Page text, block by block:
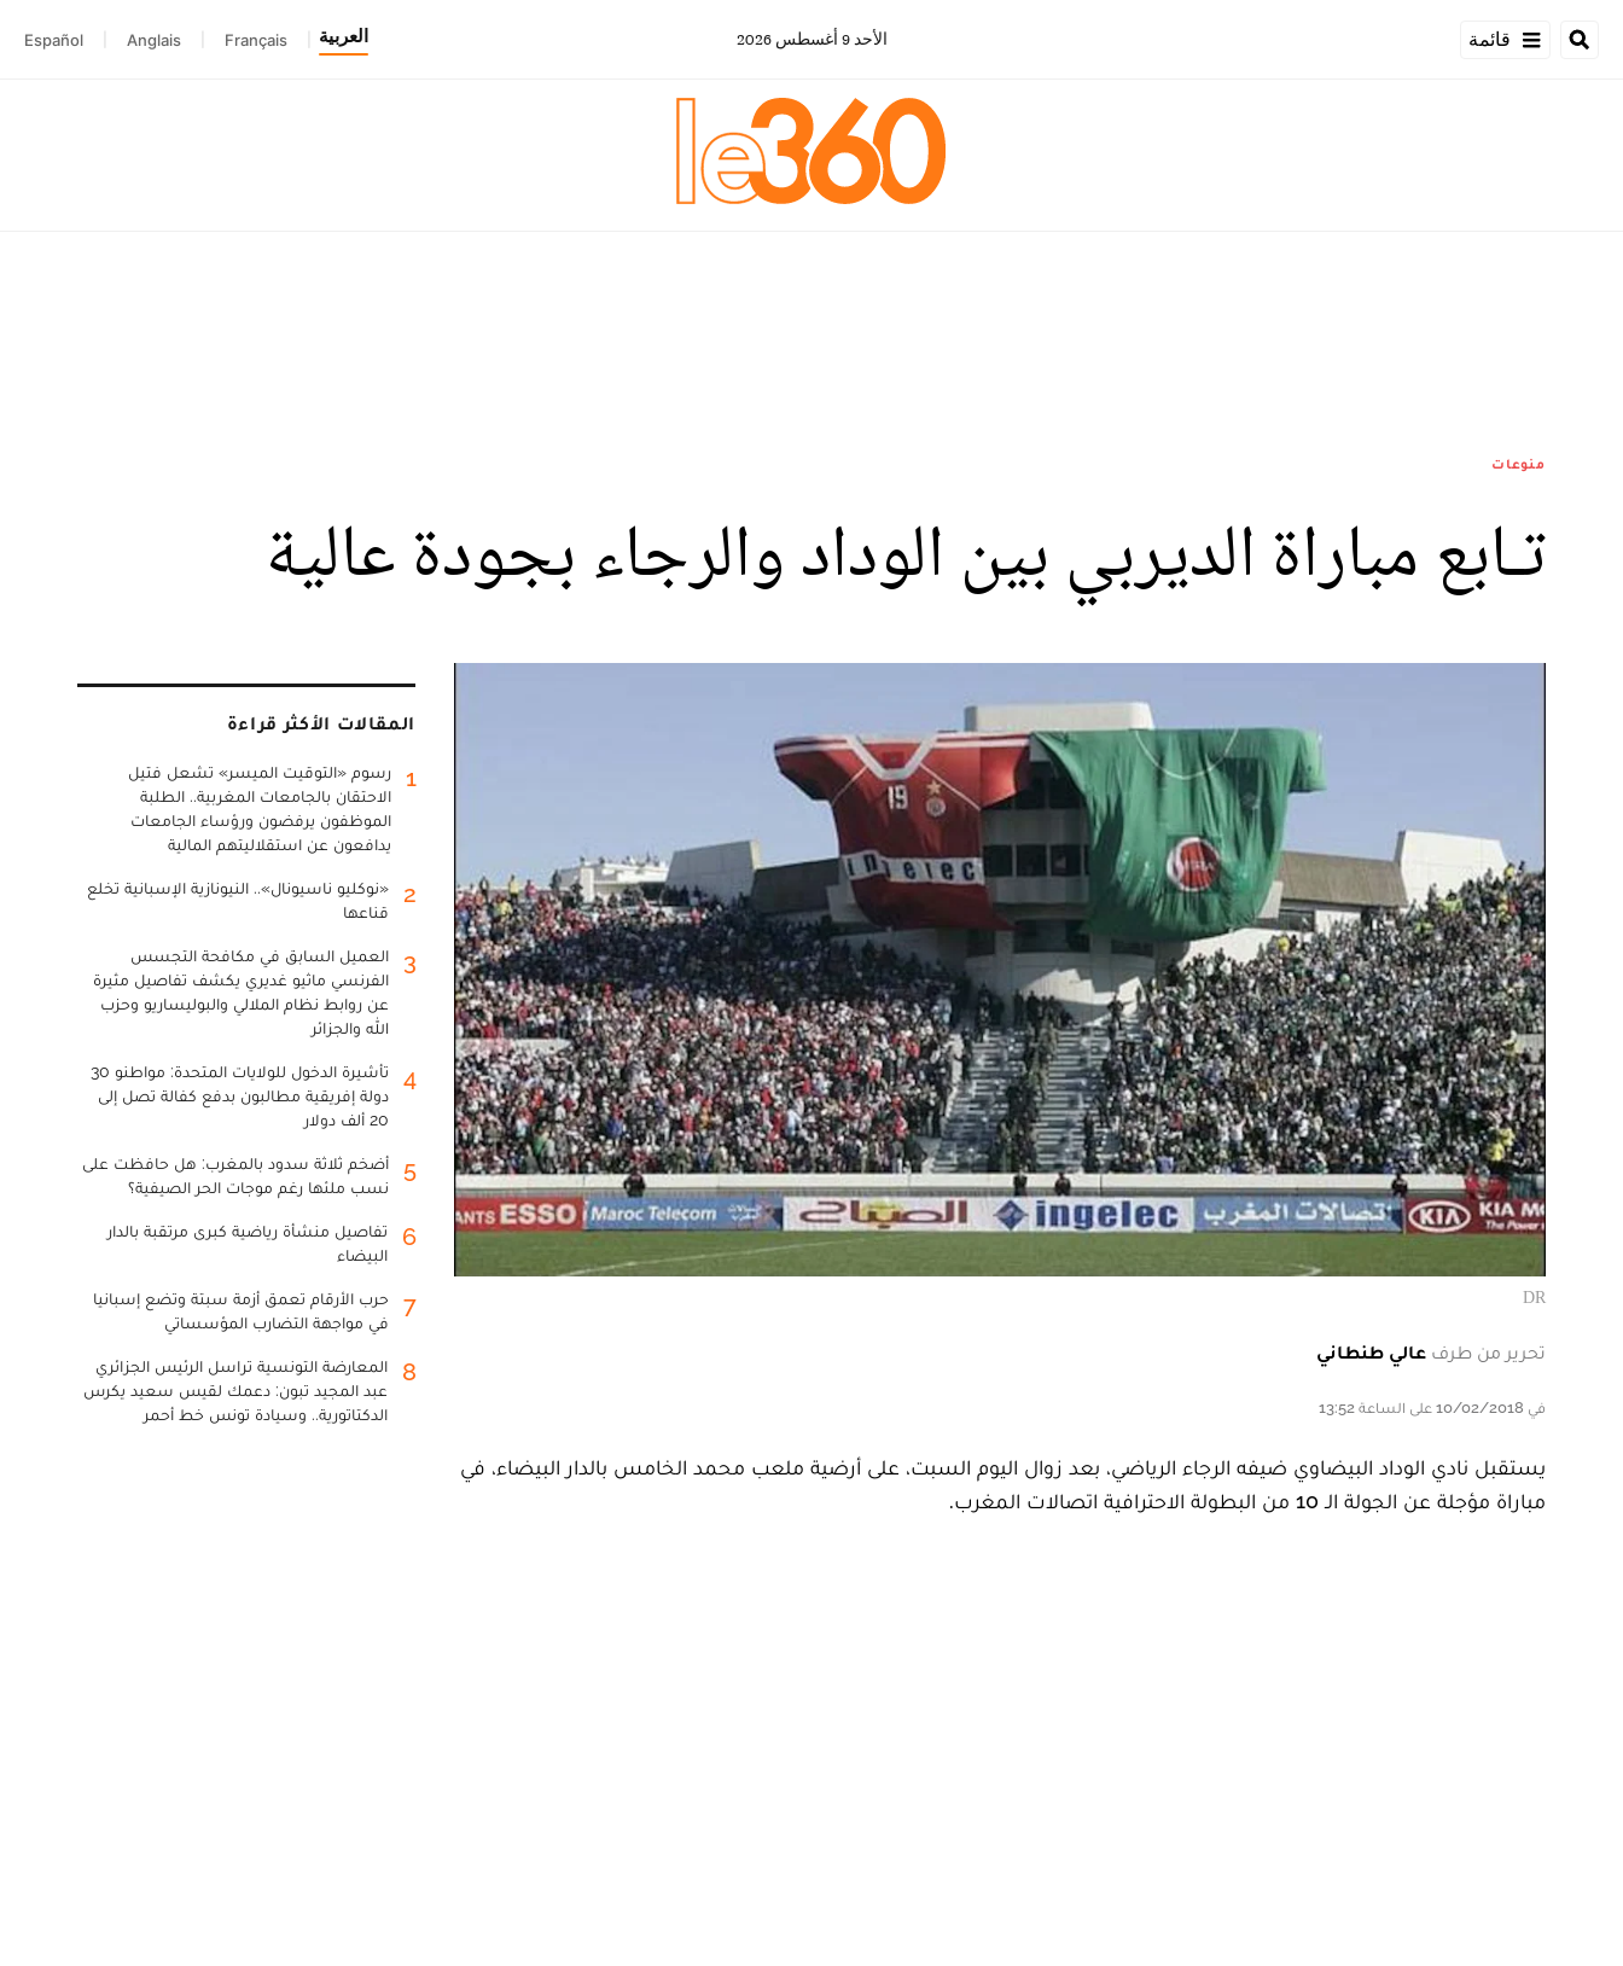
قائمة الأحد 9 أغسطس 2026 العربية Français
Anglais
Español
منوعات
تـابع مباراة الديربي بين الوداد والرجاء بجودة عالية
DR
تحرير من طرف عالي طنطاني
في 10/02/2018 على الساعة 13:52
يستقبل نادي الوداد البيضاوي ضيفه الرجاء الرياضي، بعد زوال اليوم السبت، على أرضية ملعب محمد الخامس بالدار البيضاء، في
مباراة مؤجلة عن الجولة الـ 10 من البطولة الاحترافية اتصالات المغرب.
المقالات الأكثر قراءة
1
رسوم «التوقيت الميسر» تشعل فتيل
الاحتقان بالجامعات المغربية.. الطلبة
الموظفون يرفضون ورؤساء الجامعات
يدافعون عن استقلاليتهم المالية
2
«نوكليو ناسيونال».. النيونازية الإسبانية تخلع
قناعها
3
العميل السابق في مكافحة التجسس
الفرنسي ماثيو غديري يكشف تفاصيل مثيرة
عن روابط نظام الملالي والبوليساريو وحزب
الله والجزائر
4
تأشيرة الدخول للولايات المتحدة: مواطنو 30
دولة إفريقية مطالبون بدفع كفالة تصل إلى
20 ألف دولار
5
أضخم ثلاثة سدود بالمغرب: هل حافظت على
نسب ملئها رغم موجات الحر الصيفية؟
6
تفاصيل منشأة رياضية كبرى مرتقبة بالدار
البيضاء
7
حرب الأرقام تعمق أزمة سبتة وتضع إسبانيا
في مواجهة التضارب المؤسساتي
8
المعارضة التونسية تراسل الرئيس الجزائري
عبد المجيد تبون: دعمك لقيس سعيد يكرس
الدكتاتورية.. وسيادة تونس خط أحمر